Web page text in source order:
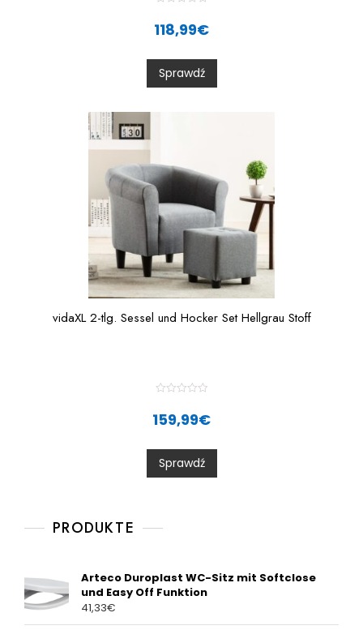
0
o
u
t
118,99€
Sprawdź
vidaXL 2-tlg. Sessel und Hocker Set Hellgrau Stoff
0
o
u
t
159,99€
Sprawdź
PRODUKTE
Arteco Duroplast WC-Sitz mit Softclose
und Easy Off Funktion
41,33€